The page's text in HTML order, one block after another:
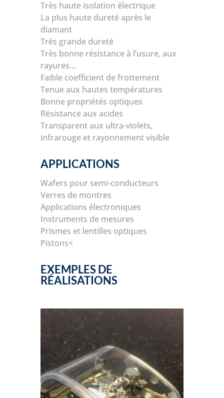
Très haute isolation électrique
La plus haute dureté après le
diamant
Très grande dureté
Très bonne résistance à l’usure, aux
rayures…
Faible coefficient de frottement
Tenue aux hautes températures
Bonne propriétés optiques
Résistance aux acides
Transparent aux ultra-violets,
infrarouge et rayonnement visible
APPLICATIONS
Wafers pour semi-conducteurs
Verres de montres
Applications électroniques
Instruments de mesures
Prismes et lentilles optiques
Pistons<
EXEMPLES DE
RÉALISATIONS